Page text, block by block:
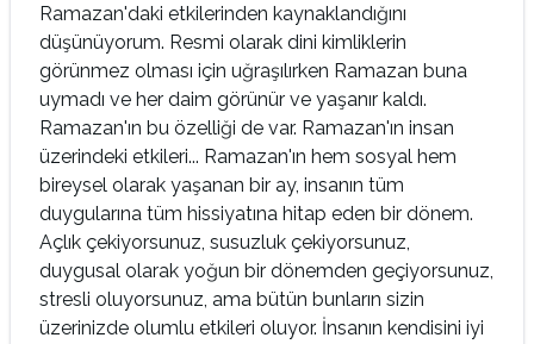
Ramazan'daki etkilerinden kay­naklandığını
düşünüyorum. Resmi olarak dini kimliklerin
görünmez olması için uğraşılırken Ra­mazan buna
uymadı ve her daim görünür ve yaşa­nır kaldı.
Ramazan'ın bu özelliği de var. Ramazan'ın insan
üzerindeki etkileri... Ramazan'ın hem sosyal hem
bireysel olarak yaşa­nan bir ay, insanın tüm
duygularına tüm hissiya­tına hitap eden bir dönem.
Açlık çekiyorsunuz, susuzluk çekiyorsunuz,
duygusal olarak yoğun bir dönemden geçiyorsunuz,
stresli oluyorsunuz, ama bütün bunların sizin
üzerinizde olumlu etkileri oluyor. İnsanın kendisini iyi